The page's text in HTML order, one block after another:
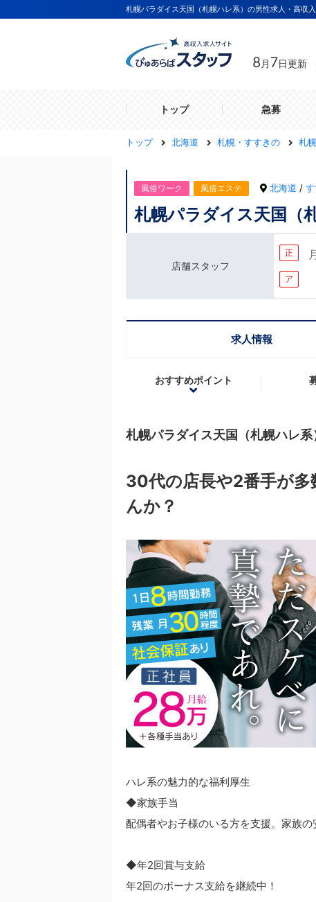
札幌パラダイス天国（札幌ハレ系）の男性求人・高収
8 月 7日更新
トップ 急募
トップ 北海道 札幌・すすきの 札
風俗ワーク 風俗エステ 北海道 /
札幌パラダイス天国（
店舗スタッフ
正
ア
求人情報
おすすめポイント
札幌パラダイス天国（札幌ハレ
30代の店長や2番手が多
んか？
ハレ系の魅力的な福利厚生
◆家族手当
配偶者やお子様のいる方を支援。家族
◆年2回賞与支給
年2回のボーナス支給を継続中！